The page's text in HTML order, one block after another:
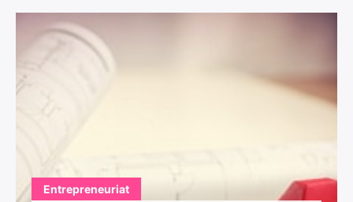
Entrepreneuriat